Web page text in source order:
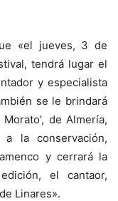
«el jueves, 3 de
tendrá lugar el
y especialista
se le brindará
de Almería,
la conservación,
y cerrará la
el cantaor,
Linares».